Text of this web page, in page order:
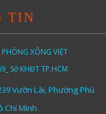
TIN
XÔNG VIỆT
Sở KHĐT TP.HCM
Vườn Lài,Phường Phú
Chí Minh